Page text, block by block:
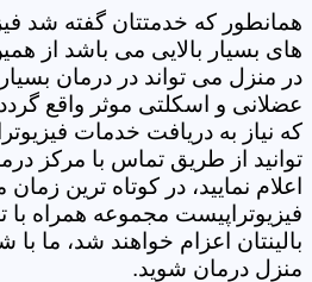
همانطور که خدمتتان گفته شد
های بسیار بالایی می باشد از
در منزل می تواند در درمان
عضلانی و اسکلتی موثر واقع
که نیاز به دریافت خدمات
توانید از طریق تماس با مرکز
اعلام نمایید، در کوتاه ترین
فیزیوتراپیست مجموعه همراه با
بالینتان اعزام خواهند شد، ما با
منزل درمان شوید.